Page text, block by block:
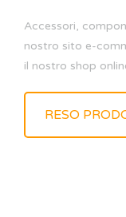
Accessori,
nostro sito e-
il nostro shop
RESO